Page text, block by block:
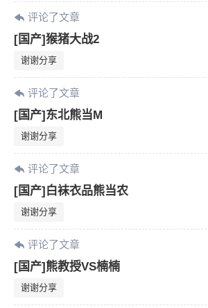
评论了文章
[国产]猴猪大战2
谢谢分享
评论了文章
[国产]东北熊当M
谢谢分享
评论了文章
[国产]白袜衣品熊当农
谢谢分享
评论了文章
[国产]熊教授VS楠楠
谢谢分享
您没有权限发布内容，请购买会员
限。